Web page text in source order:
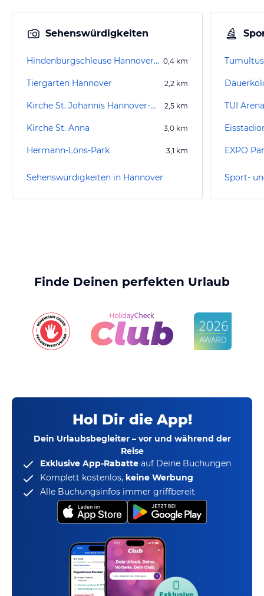
Sehenswürdigkeiten
Hindenburgschleuse Hannover Anderten 0,4 km
Tiergarten Hannover 2,2 km
Kirche St. Johannis Hannover-Misburg 2,5 km
Kirche St. Anna 3,0 km
Hermann-Löns-Park 3,1 km
Sehenswürdigkeiten in Hannover
TUI Arena
EXPO
Finde Deinen perfekten Urlaub
Hol Dir die App!
Dein Urlaubsbegleiter – vor und während der
Reise
Exklusive App-Rabatte auf Deine Buchungen
Komplett kostenlos, keine Werbung
Alle Buchungsinfos immer griffbereit